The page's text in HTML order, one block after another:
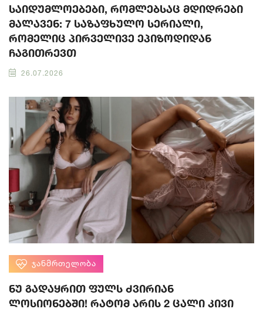
საიდუმლოებები, რომლებსაც მდიდრები
მალავენ: 7 საზაფხულო სერიალი,
რომელიც პირველივე ეპიზოდიდან
ჩაგითრევთ
26.07.2026
ᲯᲐᲜᲛᲠᲗᲔᲚᲝᲑᲐ
ნუ გადაყრით ფულს ძვირიან
ლოსიონებში! რატომ არის 2 ცალი კივი